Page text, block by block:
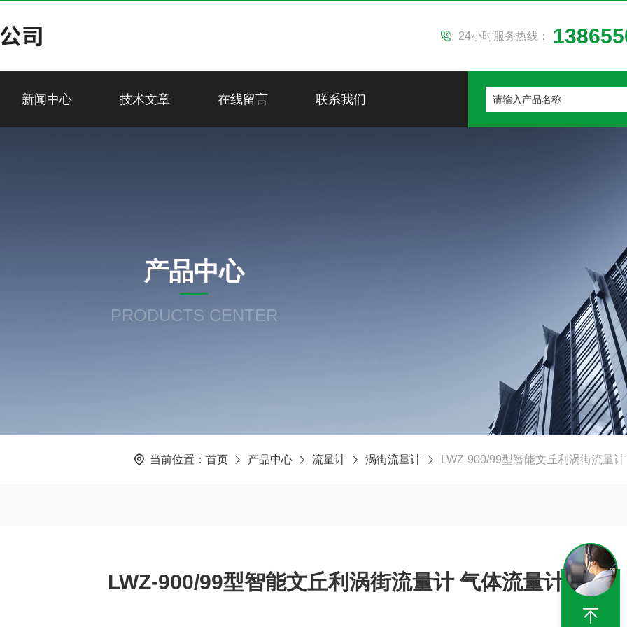
24小时服务热线：
新闻中心 技术文章 在线留言 联系我们
产品中心
PRODUCTS CENTER
当前位置： 首页 产品中心 流量计 涡街流量计 LWZ-900/99型智能文丘利涡街流量
LWZ-900/99型智能文丘利涡街流量计 气体流量计